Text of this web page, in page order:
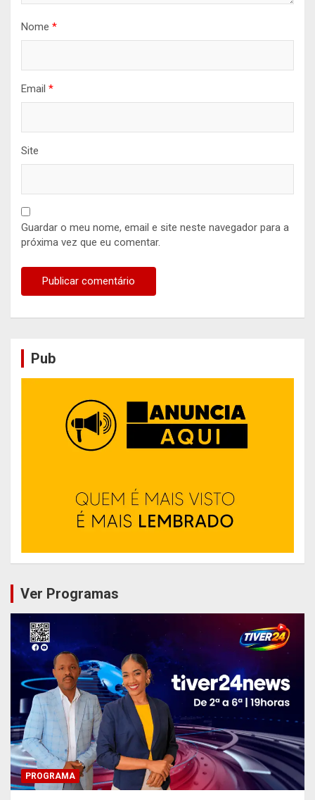
Nome *
Email *
Site
Guardar o meu nome, email e site neste navegador para a
próxima vez que eu comentar.
Pub
Ver Programas
PROGRAMA